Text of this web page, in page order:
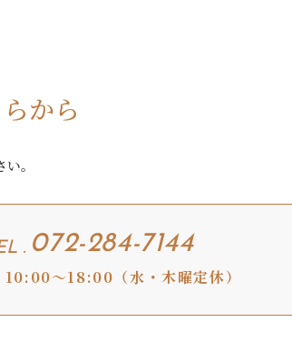
から
。
. 072-284-7144
10:00〜18:00（水・木曜定休）